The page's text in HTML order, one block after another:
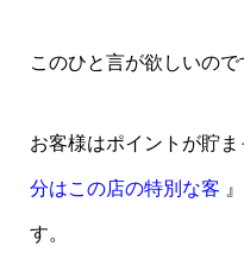
このひと言が欲しいので
お客様はポイントが貯
分はこの店の特別な客
す。